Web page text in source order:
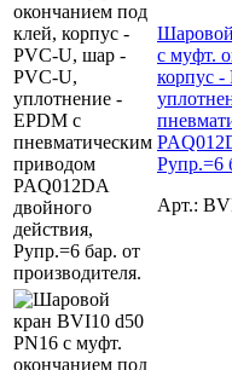
с муфт.
корпус
Рупр.=6
Арт.: